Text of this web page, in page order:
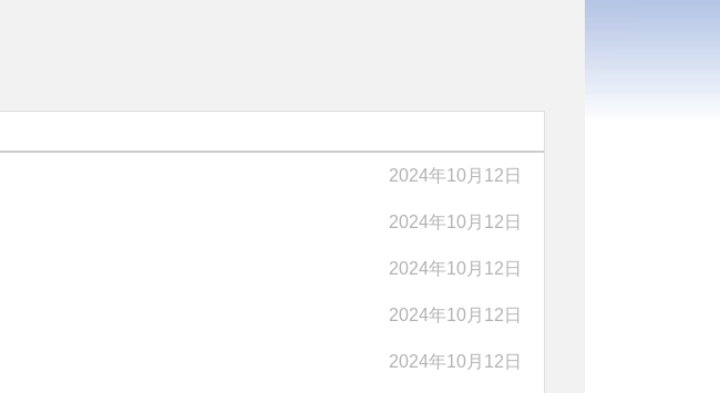
2024年10月12日
2024年10月12日
2024年10月12日
2024年10月12日
2024年10月12日